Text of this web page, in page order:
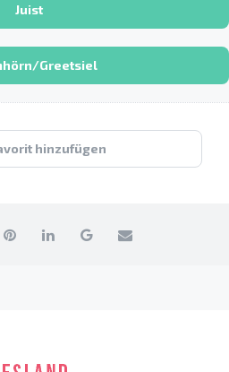
Juist
Greetsiel
hinzufügen